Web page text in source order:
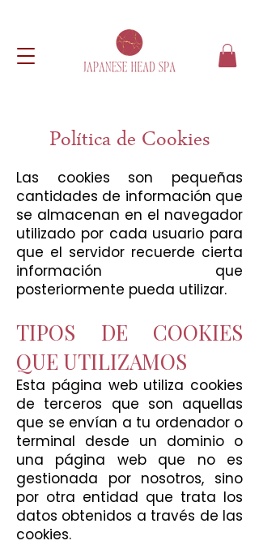
Política de Cookies
Las cookies son pequeñas
cantidades de información que
se almacenan en el navegador
utilizado por cada usuario para
que el servidor recuerde cierta
información que
posteriormente pueda utilizar.
TIPOS DE COOKIES
QUE UTILIZAMOS
Esta página web utiliza cookies
de terceros que son aquellas
que se envían a tu ordenador o
terminal desde un dominio o
una página web que no es
gestionada por nosotros, sino
por otra entidad que trata los
datos obtenidos a través de las
cookies.